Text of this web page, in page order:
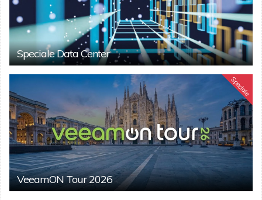
Speciale Data Center
Speciale
VeeamON Tour 2026